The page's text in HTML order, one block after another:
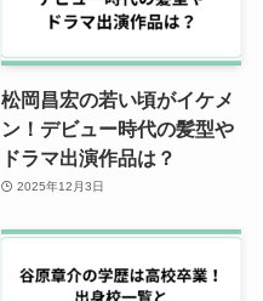
松岡昌宏の若い頃がイケメ
ン！デビュー時代の髪型や
ドラマ出演作品は？
2025年12月3日